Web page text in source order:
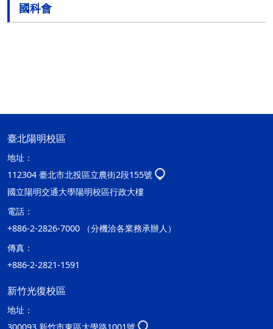
國科會
臺北陽明校區
地址：
112304 臺北市北投區立農街2段155號
國立陽明交通大學陽明校區行政大樓
電話：
+886-2-2826-7000 （分機洽各業務承辦人）
傳真：
+886-2-2821-1591
新竹光復校區
地址：